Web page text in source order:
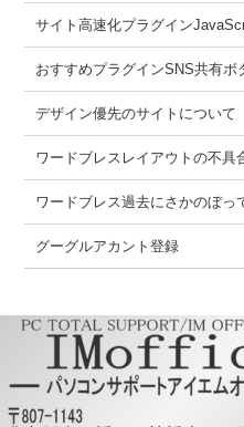
サイト高速化プラグイン
おすすめプラグインSNS共有ボ
デザイン優先のサイトについて
ワードブレスレイアウトの不具
ワードブレス過去にさかのぼっ
グーグルアカント登録